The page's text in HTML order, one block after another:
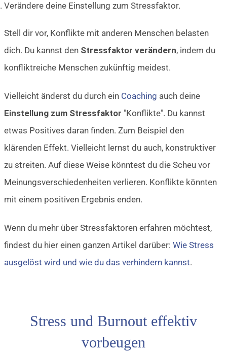
Verändere deine Einstellung zum Stressfaktor.
Stell dir vor, Konflikte mit anderen Menschen belasten
dich. Du kannst den Stressfaktor verändern, indem du
konfliktreiche Menschen zukünftig meidest.
Vielleicht änderst du durch ein Coaching auch deine
Einstellung zum Stressfaktor "Konflikte". Du kannst
etwas Positives daran finden. Zum Beispiel den
klärenden Effekt. Vielleicht lernst du auch, konstruktiver
zu streiten. Auf diese Weise könntest du die Scheu vor
Meinungsverschiedenheiten verlieren. Konflikte könnten
mit einem positiven Ergebnis enden.
Wenn du mehr über Stressfaktoren erfahren möchtest,
findest du hier einen ganzen Artikel darüber: Wie Stress
ausgelöst wird und wie du das verhindern kannst.
Stress und Burnout effektiv
vorbeugen